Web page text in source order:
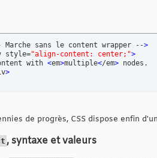
Marche sans le content wrapper -->
style="align-content: center;">
with
<em>multiple</em>
>
de progrès, CSS dispose enfin
, syntaxe et valeurs